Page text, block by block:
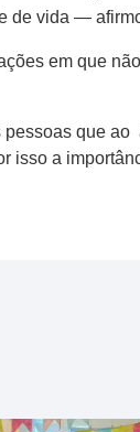
de ​v​ida —
em que
pessoas que​ ao
isso a